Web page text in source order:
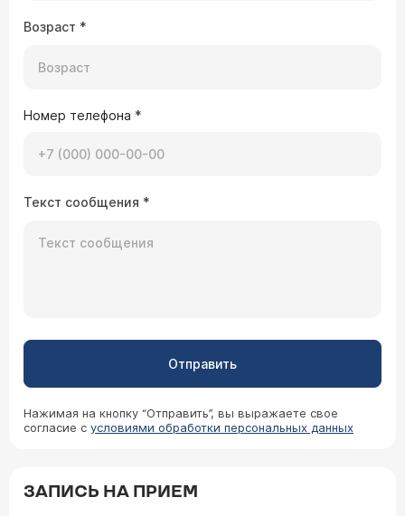
Возраст *
Номер телефона *
Текст сообщения *
Отправить
Нажимая на кнопку “Отправить”, вы выражаете свое
согласие с условиями обработки персональных данных
ЗАПИСЬ НА ПРИЕМ